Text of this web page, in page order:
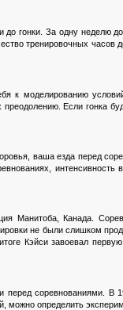
гонки. За одну неделю до
тренировочных часов
к моделированию
Если гонка
ваша езда перед
интенсивность
Манитоба, Канада.
не были слишком
Кэйси завоевал
соревнованиями. В
можно определить